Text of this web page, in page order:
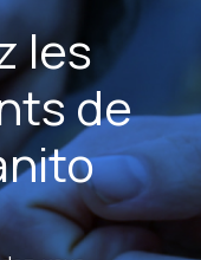
les
de